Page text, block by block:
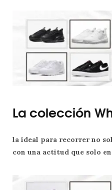
La colección
la ideal para recorrer no
con una actitud que solo